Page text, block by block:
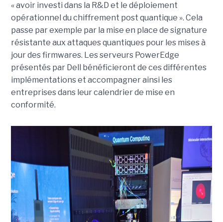
« avoir investi dans la R&D et le déploiement
opérationnel du chiffrement post quantique ». Cela
passe par exemple par la mise en place de signature
résistante aux attaques quantiques pour les mises à
jour des firmwares. Les serveurs PowerEdge
présentés par Dell bénéficieront de ces différentes
implémentations et accompagner ainsi les
entreprises dans leur calendrier de mise en
conformité.